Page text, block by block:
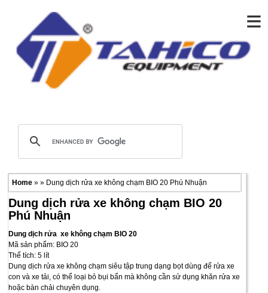
≡
Home» » Dung dịch rửa xe không chạm BIO 20 Phú Nhuận
Dung dịch rửa xe không chạm BIO 20
Phú Nhuận
Dung dịch rửa xe không chạm BIO 20
Mã sản phẩm: BIO 20
Thể tích: 5 lít
Dung dịch rửa xe không chạm siêu tập trung dạng bọt dùng để rửa xe
con và xe tải, có thể loại bỏ bụi bẩn mà không cần sử dụng khăn rửa xe
hoặc bàn chải chuyên dụng.